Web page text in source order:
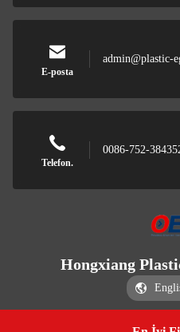
E-posta
admin@plastic-
Telefon.
0086-752-
Hongxiang